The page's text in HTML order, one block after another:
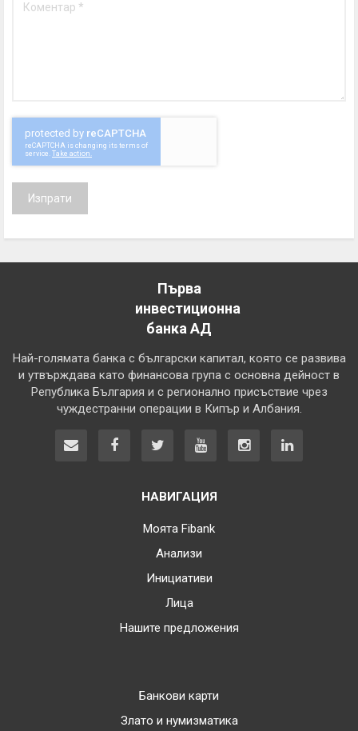
Изпрати
Първа
инвестиционна
банка АД
Най-голямата банка с български капитал, която се развива
и утвърждава като финансова група с основна дейност в
Република България и с регионално присъствие чрез
чуждестранни операции в Кипър и Албания.
НАВИГАЦИЯ
Моята Fibank
Анализи
Инициативи
Лица
Нашите предложения
Банкови карти
Злато и нумизматика